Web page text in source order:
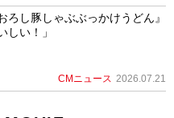
ろし豚しゃぶぶっかけうどん』
しい！」
CMニュース 2026.07.21